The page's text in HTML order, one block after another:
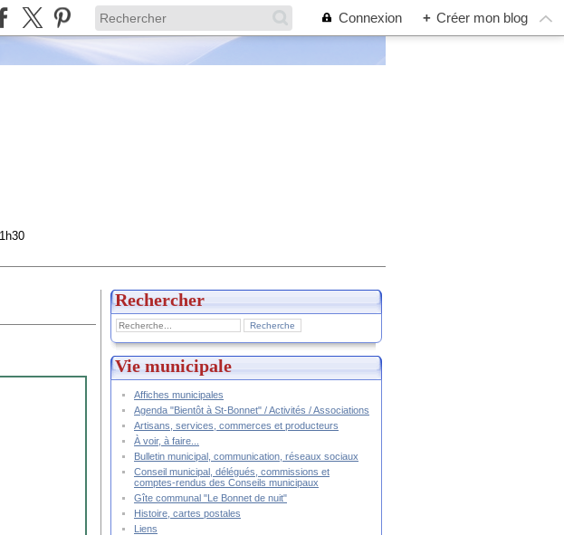
Connexion + Créer mon blog
Rechercher
Vie municipale
Affiches municipales
Agenda "Bientôt à St-Bonnet" / Activités / Associations
Artisans, services, commerces et producteurs
À voir, à faire...
Bulletin municipal, communication, réseaux sociaux
Conseil municipal, délégués, commissions et
comptes-rendus des Conseils municipaux
Gîte communal "Le Bonnet de nuit"
Histoire, cartes postales
Liens